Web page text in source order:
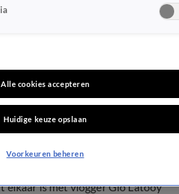
verdrietig
elkaar is met vlogger Gio Latooy
Alle cookies accepteren
Huidige keuze opslaan
Voorkeuren beheren